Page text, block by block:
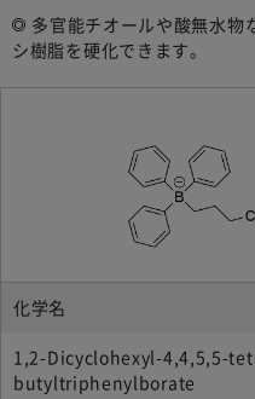
多官能チオールや酸無水物
シ樹脂を硬化できます。
化学名
1,2-Dicyclohexyl-4,4,5,5-
butyltriphenylborate